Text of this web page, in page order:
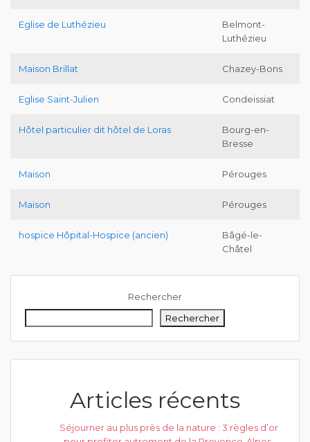
Eglise de Luthézieu
Belmont-
Luthézieu
Maison Brillat Chazey-Bons
Eglise Saint-Julien Condeissiat
Hôtel particulier dit hôtel de Loras
Bourg-en-
Bresse
Maison Pérouges
Maison Pérouges
hospice Hôpital-Hospice (ancien)
Bâgé-le-
Châtel
Rechercher
Rechercher
Articles récents
Séjourner au plus près de la nature : 3 règles d’or